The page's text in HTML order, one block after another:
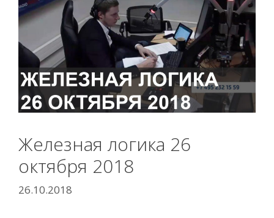
Железная логика 26
октября 2018
26.10.2018